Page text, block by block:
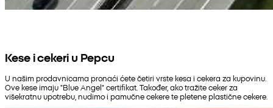
Kese i cekeri u Pepcu
U našim prodavnicama pronaći ćete četiri vrste kesa i cekera za kupovinu.
Ove kese imaju "Blue Angel" certifikat. Također, ako tražite ceker za
višekratnu upotrebu, nudimo i pamučne cekere te pletene plastične cekere.